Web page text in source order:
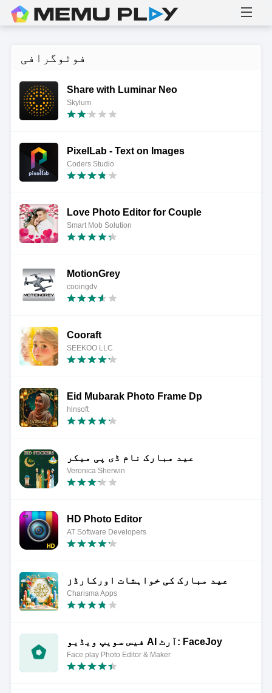
فوٹوگرافی
Share with Luminar Neo
Skylum
PixelLab - Text on Images
Coders Studio
Love Photo Editor for Couple
Smart Mob Solution
MotionGrey
cooingdv
Cooraft
SEEKOO LLC
Eid Mubarak Photo Frame Dp
hlnsoft
عید مبارک نام ڈی پی میکر
Veronica Sherwin
HD Photo Editor
AT Software Developers
عید مبارک کی خواہشات اورکارڈز
Charisma Apps
فیس سویپ ویڈیو AI آرٹ: FaceJoy
Face play Photo Editor & Maker